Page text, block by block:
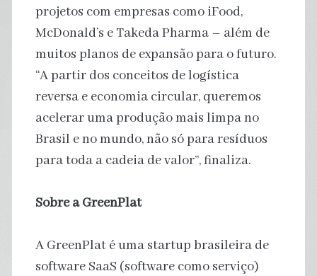
projetos com empresas como iFood,
McDonald’s e Takeda Pharma – além de
muitos planos de expansão para o futuro.
“A partir dos conceitos de logística
reversa e economia circular, queremos
acelerar uma produção mais limpa no
Brasil e no mundo, não só para resíduos
para toda a cadeia de valor”, finaliza.
Sobre a GreenPlat
A GreenPlat é uma startup brasileira de
software SaaS (software como serviço)